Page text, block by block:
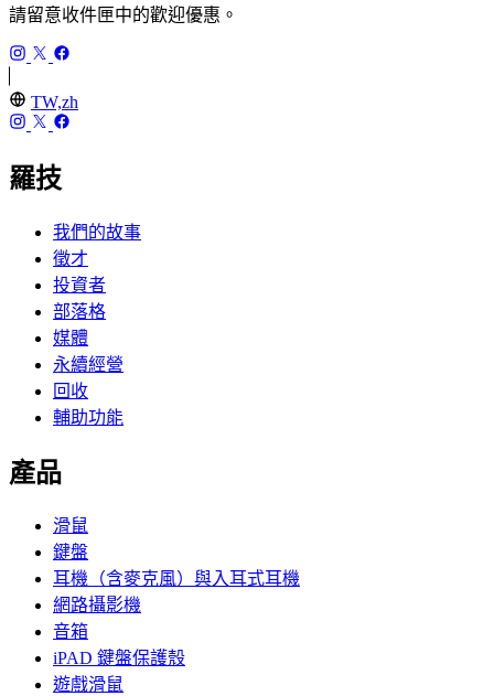
請留意收件匣中的歡迎優惠。
TW,zh
羅技
我們的故事
徵才
投資者
部落格
媒體
永續經營
回收
輔助功能
產品
滑鼠
鍵盤
耳機（含麥克風）與入耳式耳機
網路攝影機
音箱
iPAD 鍵盤保護殼
遊戲滑鼠